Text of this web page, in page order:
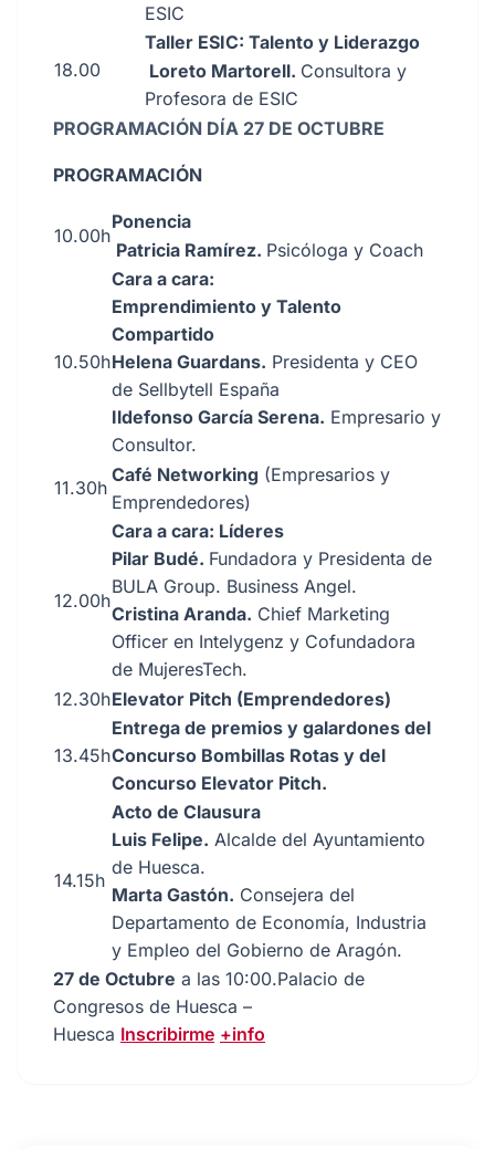
ESIC
18.00
Taller ESIC: Talento y Liderazgo
Loreto Martorell. Consultora y
Profesora de ESIC
PROGRAMACIÓN DÍA 27 DE OCTUBRE
PROGRAMACIÓN
10.00h
Ponencia
Patricia Ramírez. Psicóloga y Coach
10.50h
Cara a cara:
Emprendimiento y Talento
Compartido
Helena Guardans. Presidenta y CEO
de Sellbytell España
Ildefonso García Serena. Empresario y
Consultor.
11.30h
Café Networking (Empresarios y
Emprendedores)
12.00h
Cara a cara: Líderes
Pilar Budé. Fundadora y Presidenta de
BULA Group. Business Angel.
Cristina Aranda. Chief Marketing
Officer en Intelygenz y Cofundadora
de MujeresTech.
12.30hElevator Pitch (Emprendedores)
13.45h
Entrega de premios y galardones del
Concurso Bombillas Rotas y del
Concurso Elevator Pitch.
14.15h
Acto de Clausura
Luis Felipe. Alcalde del Ayuntamiento
de Huesca.
Marta Gastón. Consejera del
Departamento de Economía, Industria
y Empleo del Gobierno de Aragón.
27 de Octubre a las 10:00.Palacio de
Congresos de Huesca –
Huesca Inscribirme +info